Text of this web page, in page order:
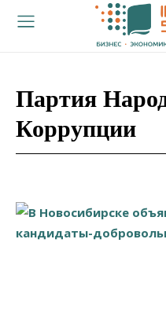
Партия
Коррупции